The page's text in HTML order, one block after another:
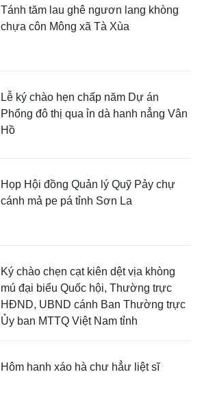
Tánh tăm lau ghê ngươn lang khòng
chựa côn Mông xã Tà Xùa
Lễ ký chào hẹn chấp năm Dự án
Phổng đô thị qua ỉn dà hanh nẳng Vân
Hồ
Họp Hội đồng Quản lý Quỹ Pảy chự
cánh mả pe pá tỉnh Sơn La
Ký chào chẹn cạt kiên dệt vịa khòng
mú đại biểu Quốc hội, Thường trực
HĐND, UBND cánh Ban Thường trực
Ủy ban MTTQ Việt Nam tỉnh
Hôm hanh xáo hà chư hẳư liệt sĩ